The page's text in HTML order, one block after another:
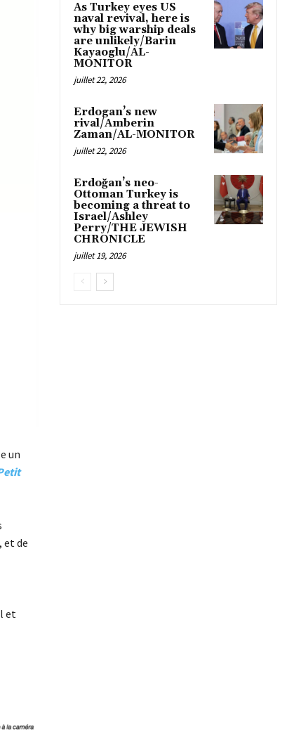
un
et de
et
As Turkey eyes US
naval revival, here is
why big warship deals
are unlikely/Barin
Kayaoglu/AL-
MONITOR
juillet 22, 2026
Erdogan’s new
rival/Amberin
Zaman/AL-MONITOR
juillet 22, 2026
Erdoğan’s neo-
Ottoman Turkey is
becoming a threat to
Israel/Ashley
Perry/THE JEWISH
CHRONICLE
juillet 19, 2026